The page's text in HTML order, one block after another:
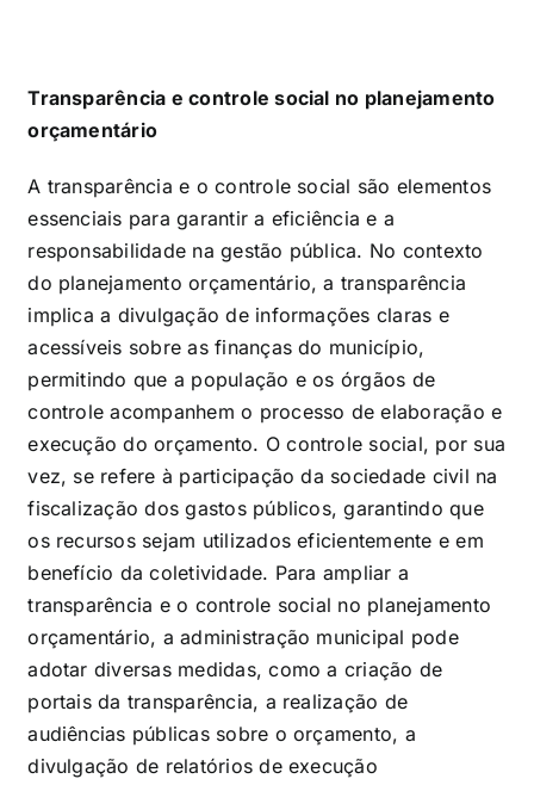
Transparência e controle social no planejamento
orçamentário
A transparência e o controle social são elementos
essenciais para garantir a eficiência e a
responsabilidade na gestão pública. No contexto
do planejamento orçamentário, a transparência
implica a divulgação de informações claras e
acessíveis sobre as finanças do município,
permitindo que a população e os órgãos de
controle acompanhem o processo de elaboração e
execução do orçamento. O controle social, por sua
vez, se refere à participação da sociedade civil na
fiscalização dos gastos públicos, garantindo que
os recursos sejam utilizados eficientemente e em
benefício da coletividade. Para ampliar a
transparência e o controle social no planejamento
orçamentário, a administração municipal pode
adotar diversas medidas, como a criação de
portais da transparência, a realização de
audiências públicas sobre o orçamento, a
divulgação de relatórios de execução